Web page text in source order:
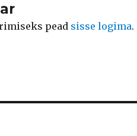
pead sisse logima.